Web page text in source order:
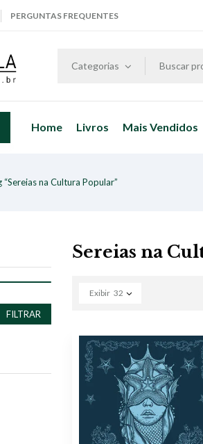
PERGUNTAS FREQUENTES
Categorias
Home Livros Mais Vendidos
na Cultura Popular”
FILTRAR
Sereias na
Exibir 32